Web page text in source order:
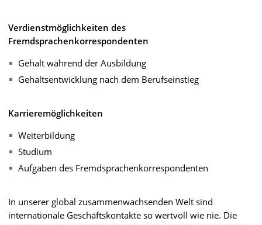
Verdienstmöglichkeiten des
Fremdsprachenkorrespondenten
Gehalt während der Ausbildung
Gehaltsentwicklung nach dem Berufseinstieg
Karrieremöglichkeiten
Weiterbildung
Studium
Aufgaben des Fremdsprachenkorrespondenten
In unserer global zusammenwachsenden Welt sind
internationale Geschäftskontakte so wertvoll wie nie. Die